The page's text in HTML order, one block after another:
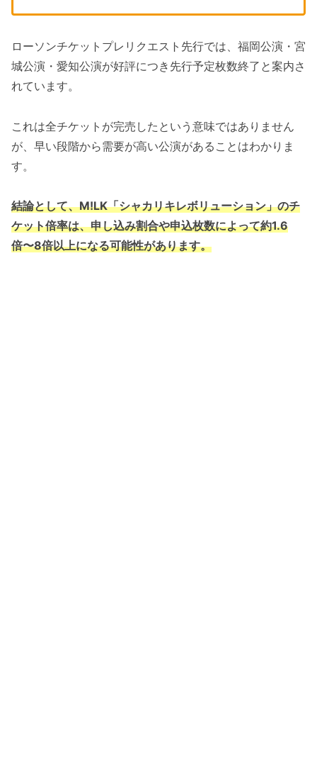
ローソンチケットプレリクエスト先行では、福岡公演・宮
城公演・愛知公演が好評につき先行予定枚数終了と案内さ
れています。
これは全チケットが完売したという意味ではありません
が、早い段階から需要が高い公演があることはわかりま
す。
結論として、M!LK「シャカリキレボリューション」のチ
ケット倍率は、申し込み割合や申込枚数によって約1.6
倍〜8倍以上になる可能性があります。